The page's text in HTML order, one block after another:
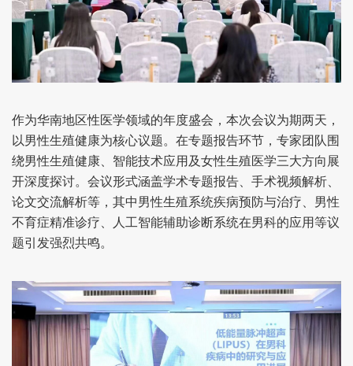
作为华南地区性医学领域的年度盛会，本次会议为期两天，
以男性生殖健康为核心议题。在专题报告环节，专家团队围
绕男性生殖健康、智能技术应用及女性生殖医学三大方向展
开深度探讨。会议形式涵盖学术专题报告、手术视频解析、
论文交流解析等，其中男性生殖系统疾病预防与治疗、男性
不育症精准诊疗、人工智能辅助诊断系统在男科的应用等议
题引发强烈共鸣。